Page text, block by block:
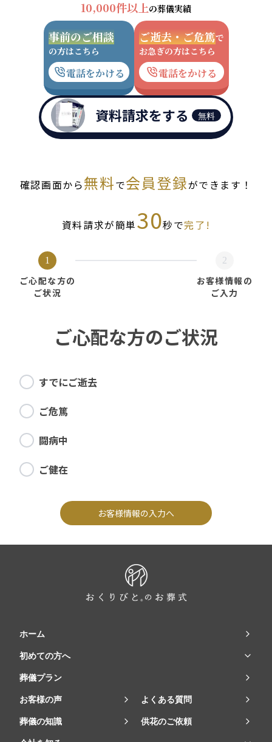
10,000件以上の葬儀実績
事前のご相談
の方はこちら
電話をかける
ご逝去・ご危篤で
お急ぎの方はこちら
電話をかける
資料請求をする 無料
確認画面から無料で会員登録ができます！
資料請求が簡単30秒で完了!
1
ご心配な方の
ご状況
2
お客様情報の
ご入力
ご心配な方のご状況
すでにご逝去
ご危篤
闘病中
ご健在
お客様情報の入力へ
ホーム
初めての方へ
葬儀プラン
お客様の声 よくある質問
葬儀の知識 供花のご依頼